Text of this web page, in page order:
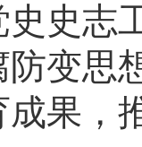
史史志
变思
果，